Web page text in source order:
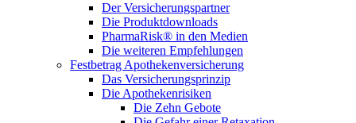
Der Versicherungspartner
Die Produktdownloads
PharmaRisk® in den Medien
Die weiteren Empfehlungen
Festbetrag Apothekenversicherung
Das Versicherungsprinzip
Die Apothekenrisiken
Die Zehn Gebote